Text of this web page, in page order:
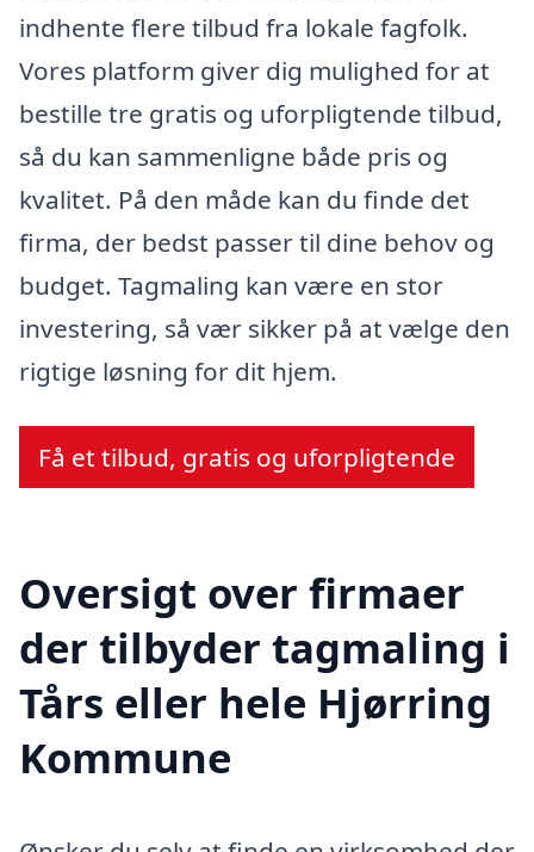
indhente flere tilbud fra lokale fagfolk.
Vores platform giver dig mulighed for at
bestille tre gratis og uforpligtende tilbud,
så du kan sammenligne både pris og
kvalitet. På den måde kan du finde det
firma, der bedst passer til dine behov og
budget. Tagmaling kan være en stor
investering, så vær sikker på at vælge den
rigtige løsning for dit hjem.
Få et tilbud, gratis og uforpligtende
Oversigt over firmaer
der tilbyder tagmaling i
Tårs eller hele Hjørring
Kommune